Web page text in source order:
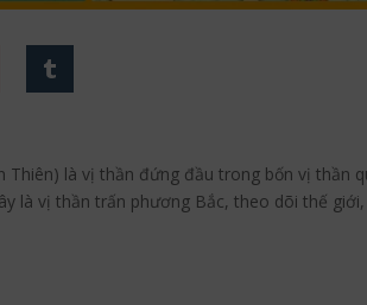
Thiên) là vị thần đứng đầu trong bốn vị
là vị thần trấn phương Bắc, theo dõi thế